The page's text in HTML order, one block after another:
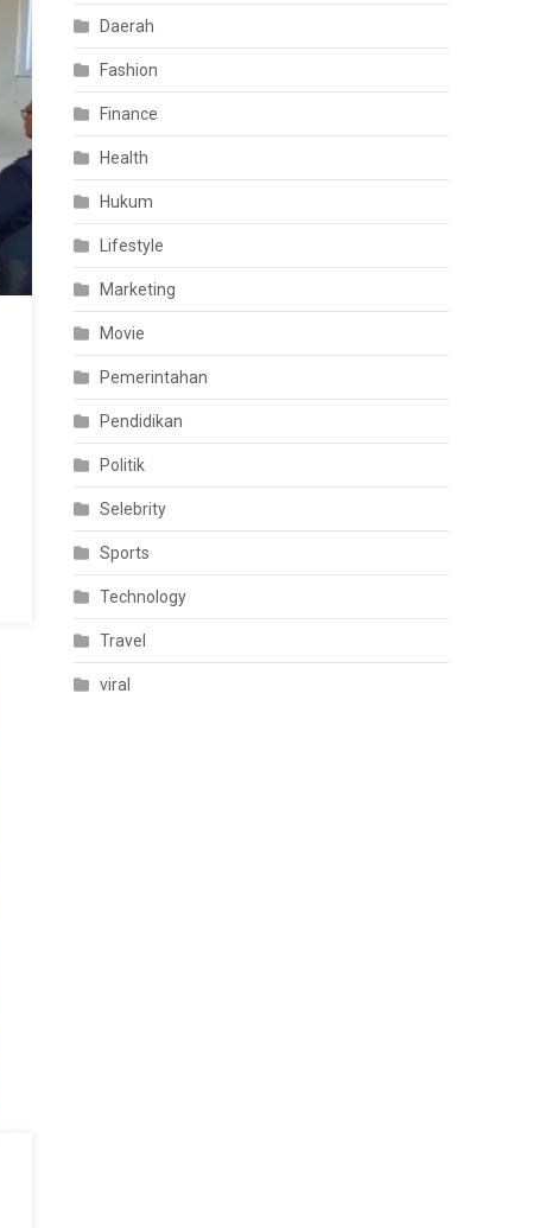
Daerah
Fashion
Finance
Health
Hukum
Lifestyle
Marketing
Movie
Pemerintahan
Pendidikan
Politik
Selebrity
Sports
Technology
Travel
viral